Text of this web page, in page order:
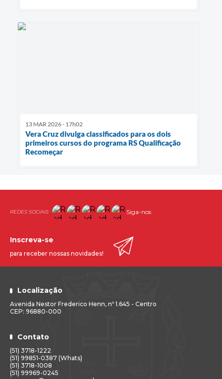
13 MAR 2026 - 17h02
Vera Cruz divulga classificados para os dois
primeiros cursos do programa RS Qualificação
Recomeçar
Siga-nos
Localização
Avenida Nestor Frederico Henn, nº 1.645 - Centro
CEP: 96880-000
Contato
(51) 3718-1222
(51) 99851-0387 (Whats)
(51) 3718-1008
(51) 99969-0245
Inscreva-se
para receber nossas novidades!